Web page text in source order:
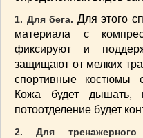
(56)
СЕМЬЯ(107)
ДОМ и ДАЧА
ВАШИ РЕЦЕПТЫ(3)
ДЕТСКОЕ МЕНЮ(1)
ЛАЙФХАК(23)
МОДА(102)
РЕМОНТ
(28)
1. Для бега. Для этого
материала с
фиксируют и
защищают от мелких
спортивные костюмы
Кожа будет дышать,
потоотделение будет
2. Для тренажерного